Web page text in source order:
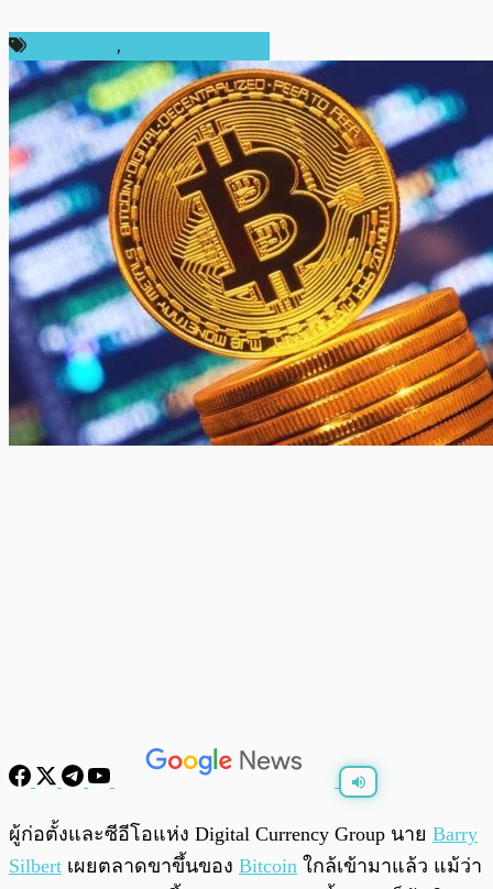
,
พร้อมเล่น
ผู้ก่อตั้งและซีอีโอแห่ง Digital Currency Group นาย Barry
Silbert เผยตลาดขาขึ้นของ Bitcoin ใกล้เข้ามาแล้ว แม้ว่า